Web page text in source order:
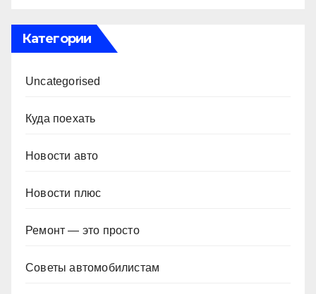
Категории
Uncategorised
Куда поехать
Новости авто
Новости плюс
Ремонт — это просто
Советы автомобилистам